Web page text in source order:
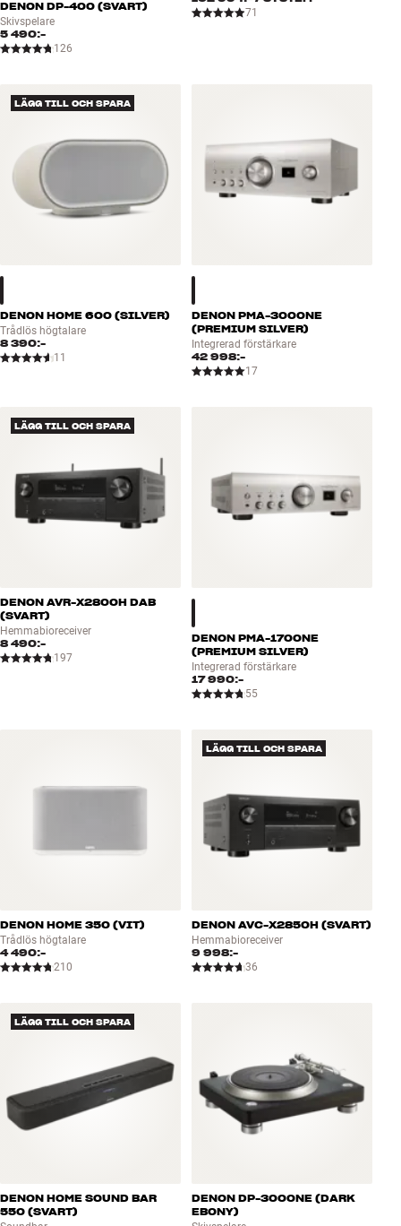
DENON DP-400 (SVART)
Skivspelare
5 490:-
126
71
LÄGG TILL OCH SPARA
DENON HOME 600 (SILVER)
Trådlös högtalare
8 390:-
11
DENON PMA-3000NE
(PREMIUM SILVER)
Integrerad förstärkare
42 998:-
17
LÄGG TILL OCH SPARA
DENON AVR-X2800H DAB
(SVART)
Hemmabioreceiver
8 490:-
197
DENON PMA-1700NE
(PREMIUM SILVER)
Integrerad förstärkare
17 990:-
55
DENON HOME 350 (VIT)
Trådlös högtalare
4 490:-
210
LÄGG TILL OCH SPARA
DENON AVC-X2850H (SVART)
Hemmabioreceiver
9 998:-
36
LÄGG TILL OCH SPARA
DENON HOME SOUND BAR
550 (SVART)
DENON DP-3000NE (DARK
EBONY)